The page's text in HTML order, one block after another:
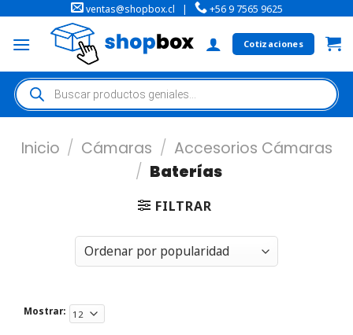
ventas@shopbox.cl | +56 9 7565 9625
Cotizaciones
Inicio / Cámaras / Accesorios Cámaras
/ Baterías
FILTRAR
Mostrar: